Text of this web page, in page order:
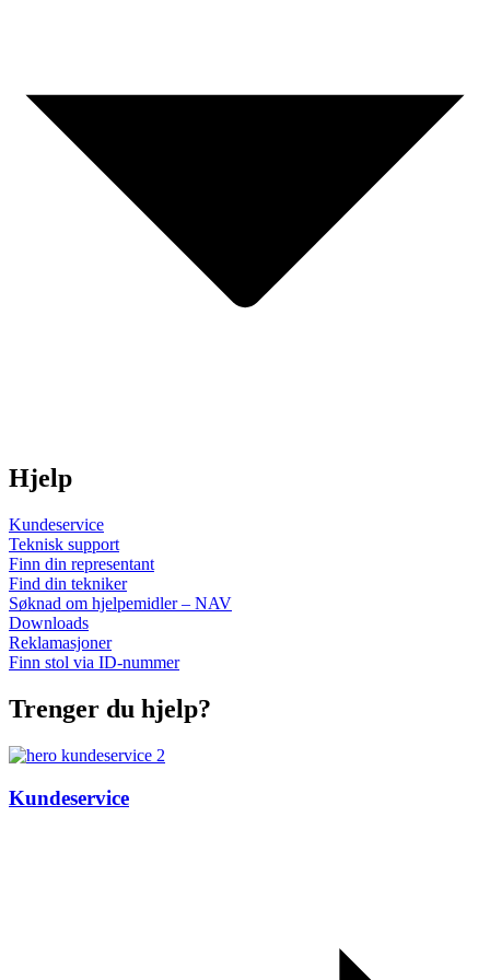
Hjelp
Kundeservice
Teknisk support
Finn din representant
Find din tekniker
Søknad om hjelpemidler – NAV
Downloads
Reklamasjoner
Finn stol via ID-nummer
Trenger du hjelp?
Kundeservice